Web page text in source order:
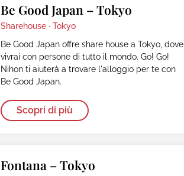
Be Good Japan – Tokyo
Sharehouse · Tokyo
Be Good Japan offre share house a Tokyo, dove
vivrai con persone di tutto il mondo. Go! Go!
Nihon ti aiuterà a trovare l'alloggio per te con
Be Good Japan.
Scopri di più
Fontana – Tokyo